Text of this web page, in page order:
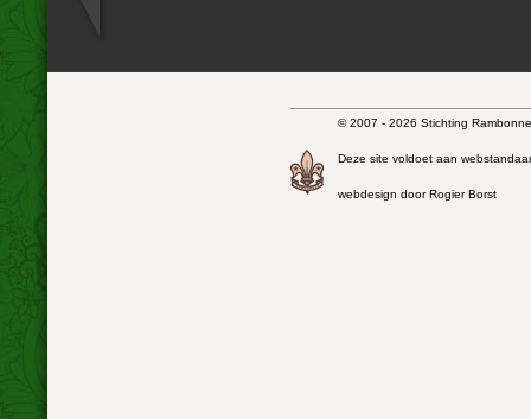
© 2007 - 2026 Stichting
Deze site voldoet aan
webdesign door Rogier Borst